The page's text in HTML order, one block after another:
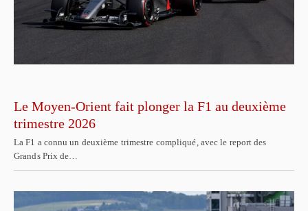
Le Moyen-Orient fait plonger la F1 au deuxième
trimestre 2026
La F1 a connu un deuxième trimestre compliqué, avec le report des
Grands Prix de…